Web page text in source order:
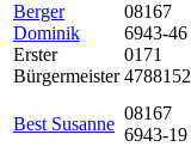
Berger
Dominik
Erster
Bürgermeister
08167
6943-46
0171
4788152
Best Susanne
08167
6943-19